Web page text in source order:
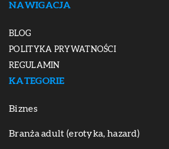
NAWIGACJA
BLOG
POLITYKA PRYWATNOŚCI
REGULAMIN
KATEGORIE
Biznes
Branża adult (erotyka, hazard)